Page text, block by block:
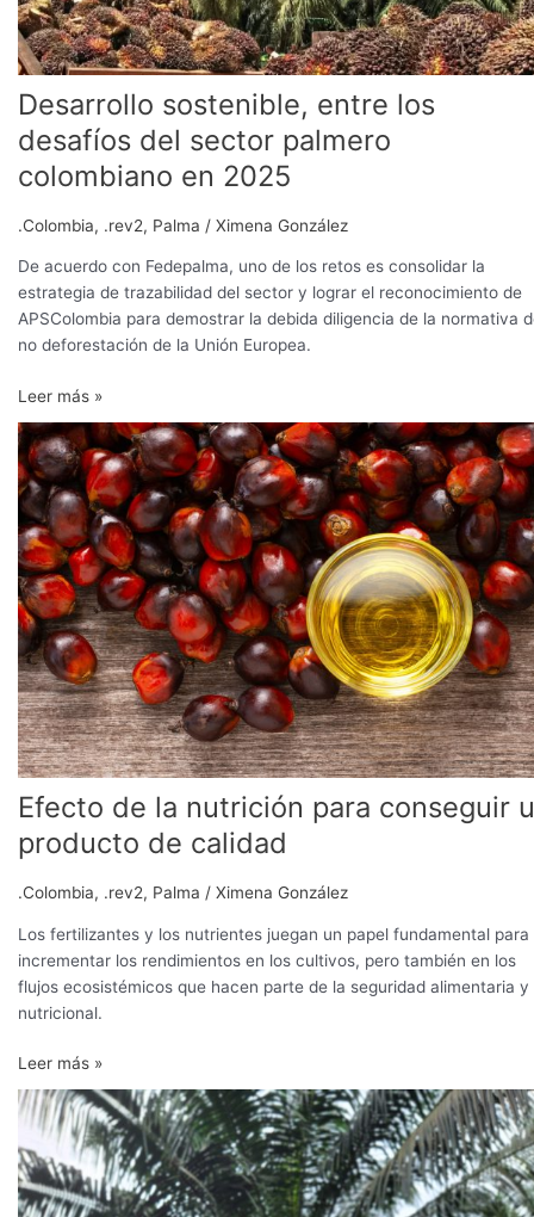
Desarrollo sostenible, entre los
desafíos del sector palmero
colombiano en 2025
.Colombia, .rev2, Palma / Ximena González
De acuerdo con Fedepalma, uno de los retos es consolidar la
estrategia de trazabilidad del sector y lograr el reconocimiento de
APSColombia para demostrar la debida diligencia de la normativa
no deforestación de la Unión Europea.
en
2025
Leer más »
Efecto de la nutrición para conseguir
producto de calidad
.Colombia, .rev2, Palma / Ximena González
Los fertilizantes y los nutrientes juegan un papel fundamental para
incrementar los rendimientos en los cultivos, pero también en los
flujos ecosistémicos que hacen parte de la seguridad alimentaria y
nutricional.
Efecto
de
la
nutrición
para
conseguir
un
producto
de
calidad
Leer más »
Biocompost,
una
alternativa
para
la